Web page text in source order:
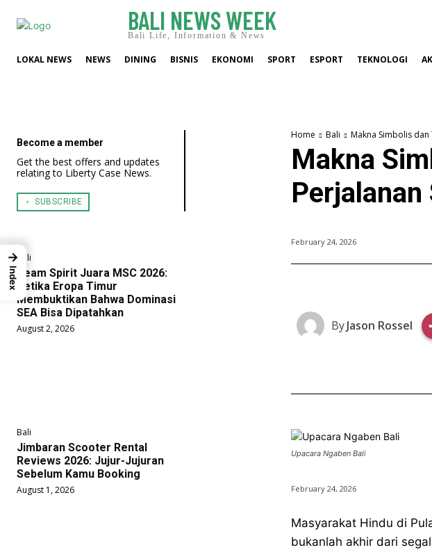
BALI NEWS WEEK
Bali Life, Information & News
LOKAL NEWS NEWS DINING BISNIS EKONOMI SPORT ESPORT TEKNOLOGI
Become a member
Get the best offers and updates
relating to Liberty Case News.
﹢ SUBSCRIBE
Bali
Team Spirit Juara MSC 2026:
Ketika Eropa Timur
Membuktikan Bahwa Dominasi
SEA Bisa Dipatahkan
August 2, 2026
Bali
Jimbaran Scooter Rental
Reviews 2026: Jujur-Jujuran
Sebelum Kamu Booking
August 1, 2026
Home Bali Makna Simbolis
Makna
February 24, 2026
ByJason Rossel
Upacara Ngaben Bali
February 24, 2026
Masyarakat Hindu di
bukanlah akhir dari
→
Index